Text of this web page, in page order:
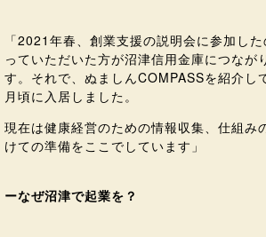
「2021年春、創業支援の説明会に参加し
っていただいた方が沼津信用金庫につなが
す。それで、ぬましんCOMPASSを紹介し
月頃に入居しました。
現在は健康経営のための情報収集、仕組み
けての準備をここでしています」
ーなぜ沼津で起業を？